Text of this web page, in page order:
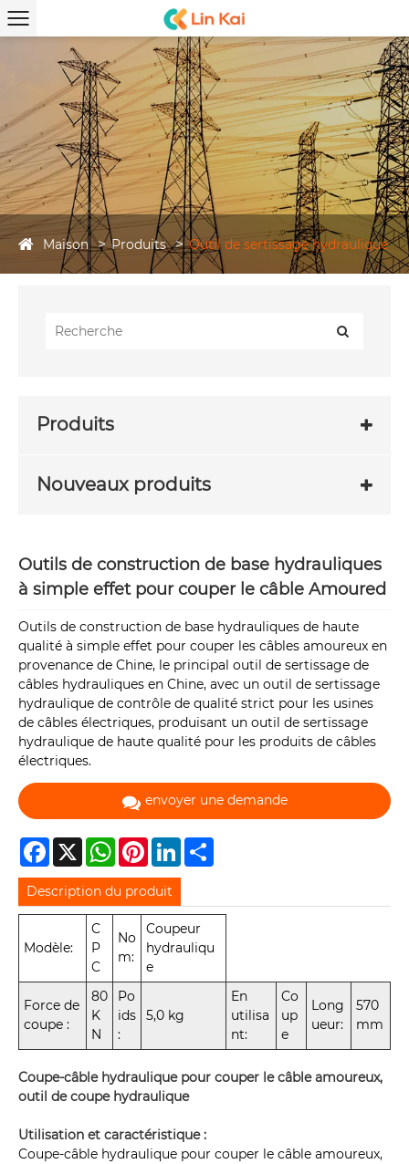
Maison Produits Outil de sertissage hydraulique
Produits
Nouveaux produits
Outils de construction de base hydrauliques
à simple effet pour couper le câble Amoured
Outils de construction de base hydrauliques de haute
qualité à simple effet pour couper les câbles amoureux en
provenance de Chine, le principal outil de sertissage de
câbles hydrauliques en Chine, avec un outil de sertissage
hydraulique de contrôle de qualité strict pour les usines
de câbles électriques, produisant un outil de sertissage
hydraulique de haute qualité pour les produits de câbles
électriques.
envoyer une demande
Facebook
X WhatsAppPinterestLinkedIn
Description du produit
Modèle:
C
P
C
No
m:
Coupeur
hydrauliqu
e
Force de
coupe :
80
K
N
Po
ids
:
5,0 kg
En
utilisa
nt:
Co
up
e
Long
ueur:
570
mm
Coupe-câble hydraulique pour couper le câble amoureux,
outil de coupe hydraulique
Utilisation et caractéristique :
Coupe-câble hydraulique pour couper le câble amoureux,